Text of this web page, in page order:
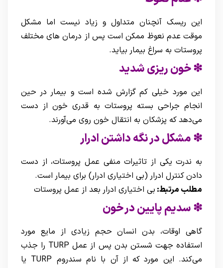
این ریسک آنچنان متداول و زیاد نیست اما مشکل
موقت عدم نعوظ ممکن است پس از درمان های مختلف
پروستات به سراغ بیمار بیاید.
❇ خون ریزی شدید
این مورد خیلی کم گزارش شده است و بیمار در حین
انجام جراحی بسته پروستات به قدری خون از دست
می‌دهد که پزشکان به انتقال خون روی می‌آورند.
❇ مشکل در نگه داشتن ادرار
به ندرت یکی از تاثیرات منفی عمل پروستات، از دست
دادن کنترل ادرار (بی اختیاری ادرار) برای بیمار است.
مطلب مرتبط: بی اختیاری ادرار بعد از عمل پروستات
❇ سدیم پایین در خون
گاهی اوقات، بدن انسان حجم زیادی از مایع مورد
استفاده جهت شستن بدن پس از عمل TURP را جذب
می‌کند. این مورد که از آن با نام سندروم TURP یا